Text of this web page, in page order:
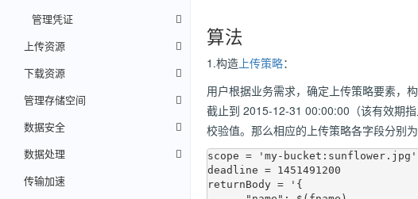
管理凭证
上传资源
下载资源
管理存储空间
数据安全
数据处理
传输加速
算法
1.构造 上传策略：
用户根据业务需求，确定上传策略要素，
截止到 2015-12-31 00:00:00（该有效期
校验值。那么相应的上传策略各字段分别为
scope = 'my-bucket:sunflower.jpg'
deadline = 1451491200
returnBody = '{